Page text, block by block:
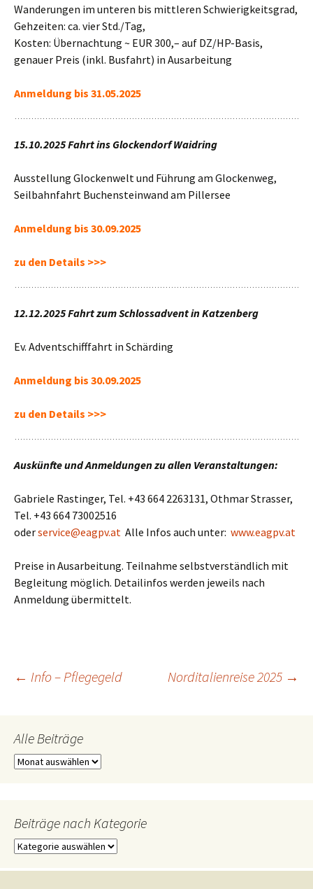
Wanderungen im unteren bis mittleren Schwierigkeitsgrad,
Gehzeiten: ca. vier Std./Tag,
Kosten: Übernachtung ~ EUR 300,– auf DZ/HP-Basis,
genauer Preis (inkl. Busfahrt) in Ausarbeitung
Anmeldung bis 31.05.2025
15.10.2025Fahrt ins Glockendorf Waidring
Ausstellung Glockenwelt und Führung am Glockenweg,
Seilbahnfahrt Buchensteinwand am Pillersee
Anmeldung bis 30.09.2025
zu den Details >>>
12.12.2025Fahrt zum Schlossadvent in Katzenberg
Ev. Adventschifffahrt in Schärding
Anmeldung bis 30.09.2025
zu den Details >>>
Auskünfte und Anmeldungen zu allen Veranstaltungen:
Gabriele Rastinger, Tel. +43 664 2263131, Othmar Strasser,
Tel. +43 664 73002516
oderservice@eagpv.at Alle Infos auch unter: www.eagpv.at
Preise in Ausarbeitung. Teilnahme selbstverständlich mit
Begleitung möglich. Detailinfos werden jeweils nach
Anmeldung übermittelt.
Beitragsnavigation
← Info – Pflegegeld Norditalienreise 2025 →
Alle Beiträge
Alle
Beiträge nach Kategorie
Beiträge
Kategorie